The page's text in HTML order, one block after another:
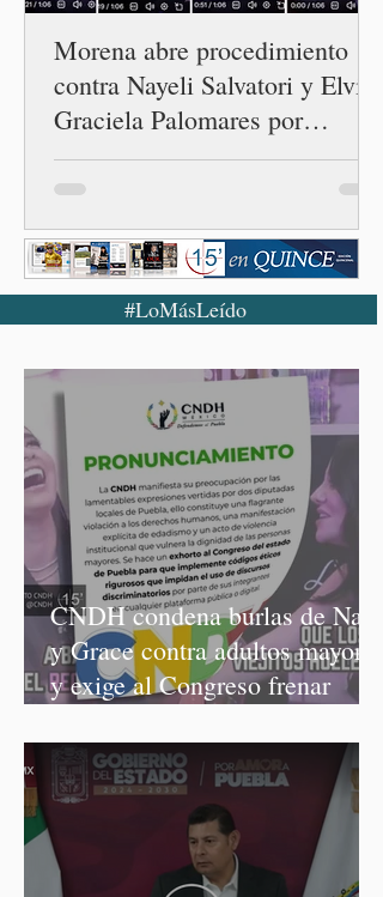
Morena abre procedimiento
contra Nayeli Salvatori y Elvia
Graciela Palomares por
discriminación y burlas
#LoMásLeído
CNDH condena burlas de Nay
y Grace contra adultos mayores
y exige al Congreso frenar